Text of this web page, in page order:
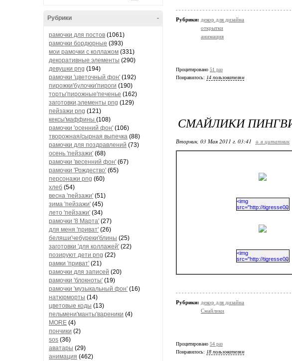
-
Рубрики
рамочки для постов (1061)
рамочки бордюрные (393)
мои рамочки с коллажом (331)
декоративные элементы (290)
девушки png (194)
рамочки 'цветочный фон' (192)
пирожки'булочки'пироги (190)
торты'пирожные'печенье (162)
заготовки,элементы png (129)
пейзажи png (121)
кексы'маффины (108)
рамочки 'осенний фон' (106)
творожная/сырная выпечка (88)
рамочки для поздравлений (73)
осень 'пейзажи' (68)
рамочки 'весенний фон' (67)
рамочки 'Рождество' (65)
персонажи png (60)
хлеб (54)
весна 'пейзажи' (51)
зима 'пейзажи' (45)
лето 'пейзажи' (34)
рамочки '8 Марта' (27)
для меня 'приват' (26)
беляши'чебуреки'блины (25)
заготовки 'для коллажей' (22)
позируют дети png (22)
рамки 'приват' (21)
рамочки для записей (20)
рамочки 'блокноты' (19)
рамочки 'музыкальный фон' (16)
натюрморты (14)
цветовые коды (13)
пельмени'манты'вареники (4)
MORE (4)
пончики (2)
sos (36)
аватары (29)
анимация (462)
Рубрики: декор для дизайна
открытки
анимация
Процитировано 51 раз
Понравилось: 14 пользователям
СМАЙЛИКИ
Вторник, 03 Мая 2011 г. 03:41 + в цитатник
Рубрики: декор для дизайна
Смайлики
Процитировано 54 раз
Понравилось: 18 пользователям